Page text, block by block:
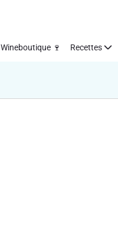
Wineboutique 🍷 Recettes